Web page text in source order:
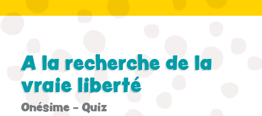
Nature
Aventures
A la recherche de la
vraie liberté
Onésime - Quiz